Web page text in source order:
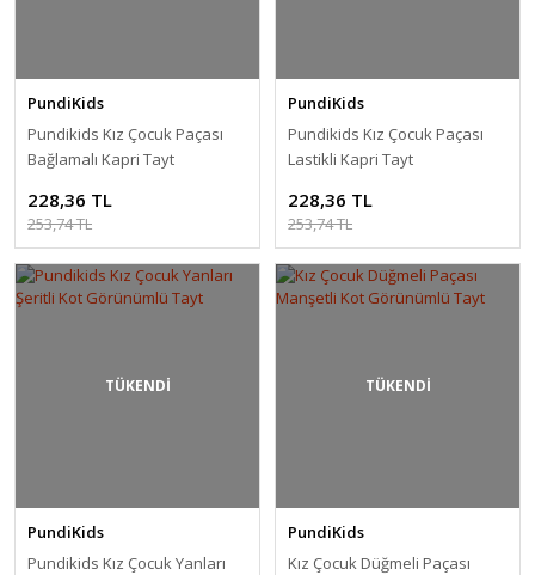
PundiKids
Pundikids Kız Çocuk Paçası
Bağlamalı Kapri Tayt
228,36 TL
253,74 TL
PundiKids
Pundikids Kız Çocuk Paçası
Lastikli Kapri Tayt
228,36 TL
253,74 TL
TÜKENDİ
PundiKids
Pundikids Kız Çocuk Yanları
TÜKENDİ
PundiKids
Kız Çocuk Düğmeli Paçası